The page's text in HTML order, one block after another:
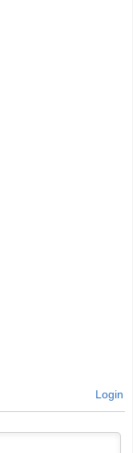
Login